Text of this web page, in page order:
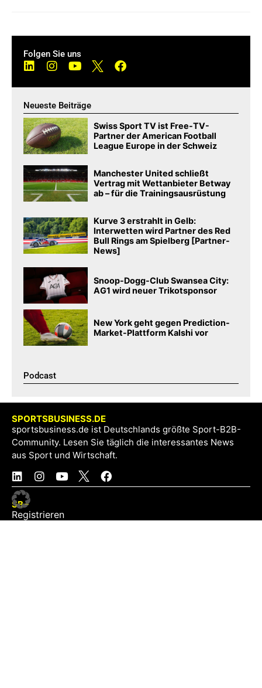
Folgen Sie uns
Neueste Beiträge
Swiss Sport TV ist Free-TV-
Partner der American Football
League Europe in der Schweiz
Manchester United schließt
Vertrag mit Wettanbieter Betway
ab – für die Trainingsausrüstung
Kurve 3 erstrahlt in Gelb:
Interwetten wird Partner des Red
Bull Rings am Spielberg [Partner-
News]
Snoop-Dogg-Club Swansea City:
AG1 wird neuer Trikotsponsor
New York geht gegen Prediction-
Market-Plattform Kalshi vor
Podcast​
SPORTSBUSINESS.DE
sportsbusiness.de ist Deutschlands größte Sport-B2B-
Community. Lesen Sie täglich die interessantes News
aus Sport und Wirtschaft.
SB+
Registrieren